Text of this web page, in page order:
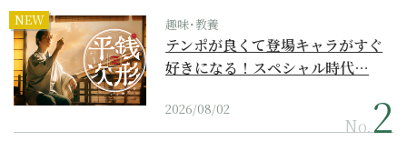
NEW 趣味･教養
テンポが良くて登場キャラがすぐ
好きになる！スペシャル時代…
2026/08/02
No.